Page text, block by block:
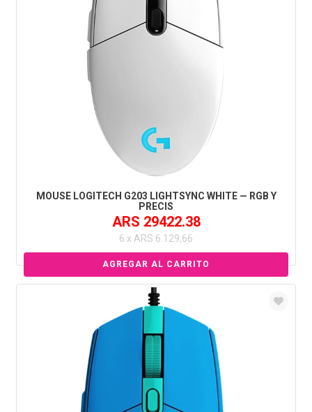
MOUSE LOGITECH G203 LIGHTSYNC WHITE — RGB Y
PRECIS
ARS 29422.38
6 x ARS 6.129,66